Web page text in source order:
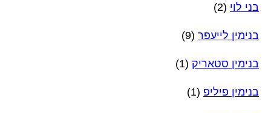
בני לוי (2)
בנימין לייעפר (9)
בנימין סטאריק (1)
בנימין פיליפ (1)